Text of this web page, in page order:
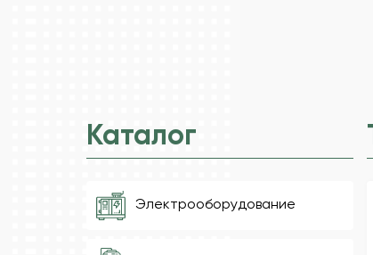
Каталог
Электрооборудование